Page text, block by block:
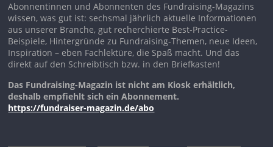
Abonnentinnen und Abonnenten des Fundraising-Magazins
wissen, was gut ist: sechsmal jährlich aktuelle Informationen
aus unserer Branche, gut recherchierte Best-Practice-
Beispiele, Hintergründe zu Fundraising-Themen, neue Ideen,
Inspiration – eben Fachlektüre, die Spaß macht. Und das
direkt auf den Schreibtisch bzw. in den Briefkasten!
Das Fundraising-Magazin ist nicht am Kiosk erhältlich,
deshalb empfiehlt sich ein Abonnement.
https://fundraiser-magazin.de/abo